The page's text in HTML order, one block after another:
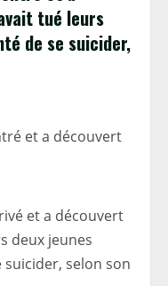
tué leurs
de se suicider,
et a découvert
deux jeunes
selon son